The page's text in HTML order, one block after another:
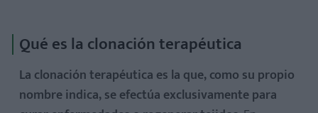
Qué es la clonación terapéutica
La clonación terapéutica es la que, como su propio
nombre indica, se efectúa exclusivamente para